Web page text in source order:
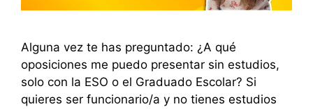
Alguna vez te has preguntado: ¿A qué
oposiciones me puedo presentar sin estudios,
solo con la ESO o el Graduado Escolar? Si
quieres ser funcionario/a y no tienes estudios